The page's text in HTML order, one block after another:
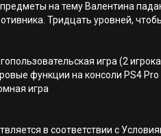
на тему Валентина
Тридцать уровней,
игра (2
функции на консоли PS4 Pro
игра
в соответствии с